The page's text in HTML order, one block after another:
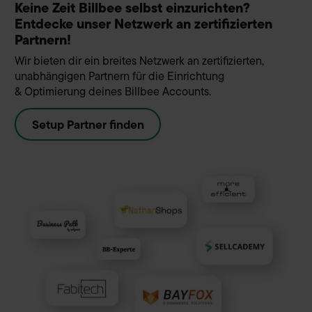
Keine Zeit Billbee selbst einzurichten?
Entdecke unser Netzwerk an zertifizierten
Partnern!
Wir bieten dir ein breites Netzwerk an zertifizierten,
unabhängigen Partnern für die Einrichtung
& Optimierung deines Billbee Accounts.
Setup Partner finden